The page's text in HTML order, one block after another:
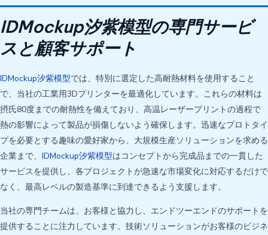
IDMockup汐紫模型の専門サービ
スと顧客サポート
IDMockup汐紫模型では、特別に選定した高耐熱材料を使用すること
で、当社の工業用3Dプリンターを最適化しています。これらの材料は
摂氏80度までの耐熱性を備えており、高温レーザープリントの過程で
熱の影響によって製品が損傷しないよう確保します。迅速なプロトタイ
プを必要とする趣味の愛好家から、大規模生産ソリューションを求める
企業まで、 IDMockup汐紫模型はコンセプトから完成品までの一貫した
サービスを提供し、各プロジェクトが急速な市場変化に対応するだけで
なく、最高レベルの製造基準に到達できるよう支援します。
当社の専門チームは、お客様と協力し、エンドツーエンドのサポートを
提供することに注力しています。技術ソリューションがお客様のビジネ